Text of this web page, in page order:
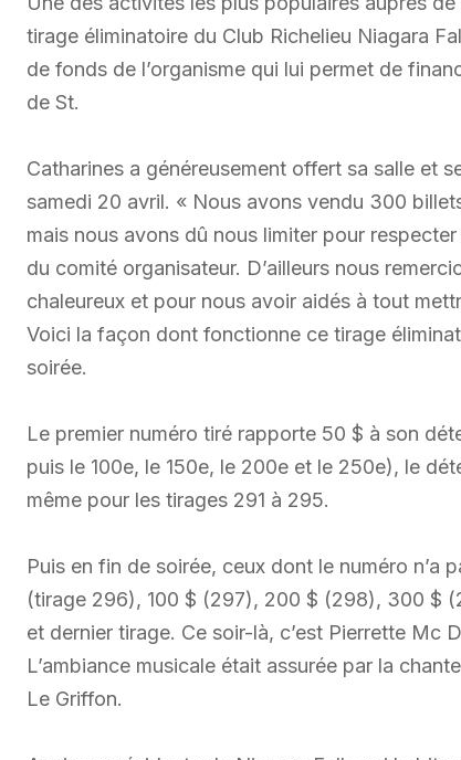
tirage éliminatoire du Club Richelieu Niagara
de fonds de l’organisme qui lui permet de
de St.
Catharines a généreusement offert sa salle et
samedi 20 avril. « Nous avons vendu 300
mais nous avons dû nous limiter pour
du comité organisateur. D’ailleurs nous
chaleureux et pour nous avoir aidés à tout
Voici la façon dont fonctionne ce tirage
soirée.
Le premier numéro tiré rapporte 50 $ à son
puis le 100e, le 150e, le 200e et le 250e), le
même pour les tirages 291 à 295.
Puis en fin de soirée, ceux dont le numéro
(tirage 296), 100 $ (297), 200 $ (298), 300 $
et dernier tirage. Ce soir-là, c’est Pierrette Mc
L’ambiance musicale était assurée par la
Le Griffon.